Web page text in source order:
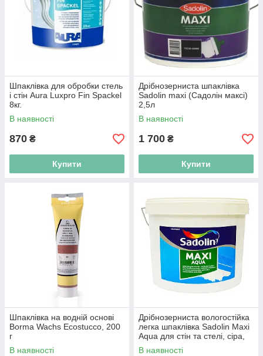
Шпаклівка для обробки стель
і стін Aura Luxpro Fin Spaсkel
8кг.
В наявності
870 ₴
Купити
Дрібнозерниста шпаклівка
Sadolin maxi (Садолін максі)
2,5л
В наявності
1 700 ₴
Купити
Шпаклівка на водній основі
Borma Wachs Ecostucco, 200
г
В наявності
Дрібнозерниста вологостійка
легка шпаклівка Sadolin Maxi
Aqua для стін та стелі, сіра,
2,5л
В наявності